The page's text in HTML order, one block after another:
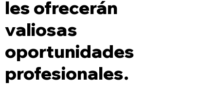
les ofrecerán
valiosas
oportunidades
profesionales.